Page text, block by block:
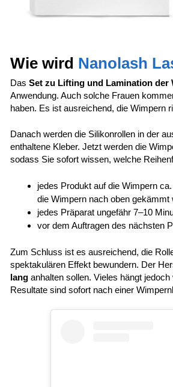
Wie wird Nanolash
Das Set zu Lifting und Lamination der
Anwendung. Auch solche Frauen
haben. Es ist ausreichend, die Wimpern
Danach werden die Silikonrollen in der
enthaltene Kleber. Jetzt werden die
sodass Sie sofort wissen, welche
jedes Produkt auf die Wimpern
die Wimpern nach oben gekämmt
jedes Präparat ungefähr 7–10
vor dem Auftragen des nächsten
Zum Schluss ist es ausreichend, die
spektakulären Effekt bewundern. Der
lang anhalten sollen. Vieles hängt
Resultate sind sofort nach einer